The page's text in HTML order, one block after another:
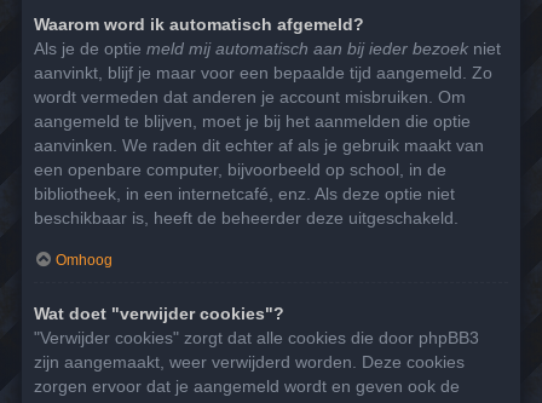
Waarom word ik automatisch afgemeld?
Als je de optie meld mij automatisch aan bij ieder bezoek niet
aanvinkt, blijf je maar voor een bepaalde tijd aangemeld. Zo
wordt vermeden dat anderen je account misbruiken. Om
aangemeld te blijven, moet je bij het aanmelden die optie
aanvinken. We raden dit echter af als je gebruik maakt van
een openbare computer, bijvoorbeeld op school, in de
bibliotheek, in een internetcafé, enz. Als deze optie niet
beschikbaar is, heeft de beheerder deze uitgeschakeld.
Omhoog
Wat doet "verwijder cookies"?
"Verwijder cookies" zorgt dat alle cookies die door phpBB3
zijn aangemaakt, weer verwijderd worden. Deze cookies
zorgen ervoor dat je aangemeld wordt en geven ook de